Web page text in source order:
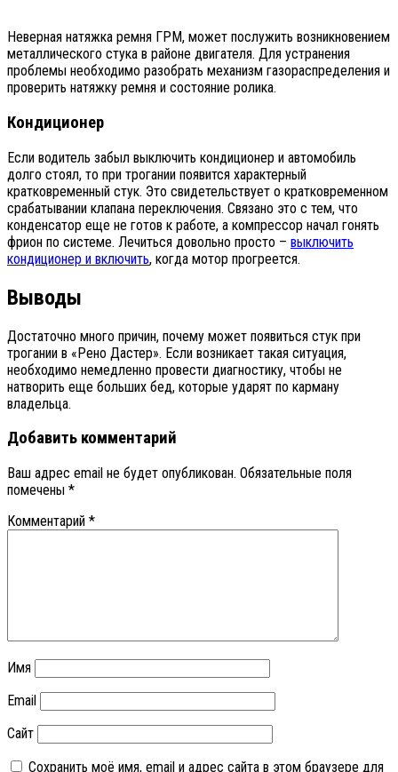
Неверная натяжка ремня ГРМ, может послужить возникновением
металлического стука в районе двигателя. Для устранения
проблемы необходимо разобрать механизм газораспределения и
проверить натяжку ремня и состояние ролика.
Кондиционер
Если водитель забыл выключить кондиционер и автомобиль
долго стоял, то при трогании появится характерный
кратковременный стук. Это свидетельствует о кратковременном
срабатывании клапана переключения. Связано это с тем, что
конденсатор еще не готов к работе, а компрессор начал гонять
фрион по системе. Лечиться довольно просто – выключить
кондиционер и включить, когда мотор прогреется.
Выводы
Достаточно много причин, почему может появиться стук при
трогании в «Рено Дастер». Если возникает такая ситуация,
необходимо немедленно провести диагностику, чтобы не
натворить еще больших бед, которые ударят по карману
владельца.
Добавить комментарий
Ваш адрес email не будет опубликован. Обязательные поля
помечены *
Комментарий *
Имя
Email
Сайт
Сохранить моё имя, email и адрес сайта в этом браузере для